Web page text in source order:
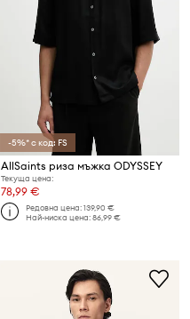
-5%* с код: FS
AllSaints риза мъжка ODYSSEY
Текуща цена:
78,99 €
Редовна цена:139,90 €
Най-ниска цена:86,99 €